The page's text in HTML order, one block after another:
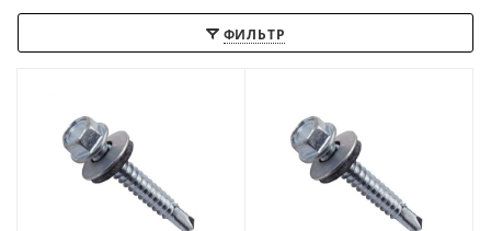
ФИЛЬТР